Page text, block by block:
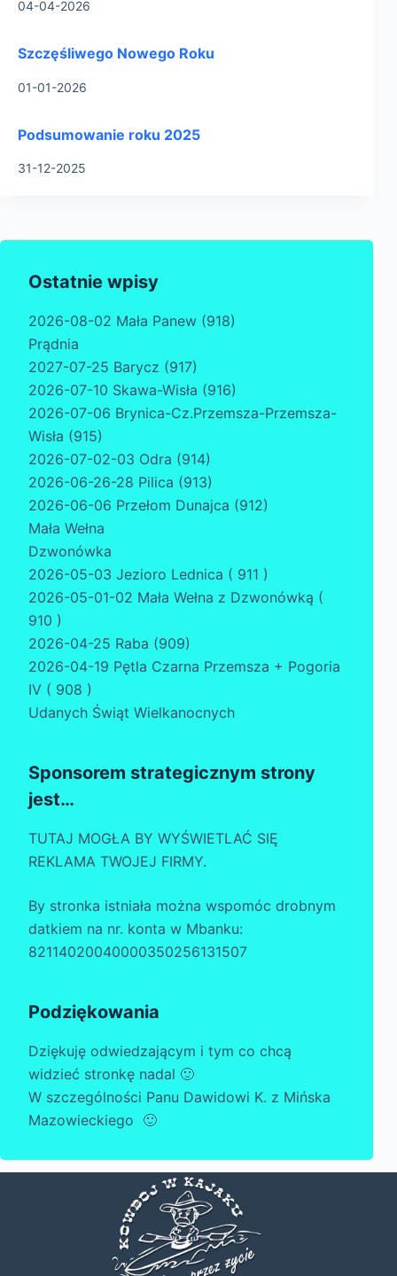
04-04-2026
Szczęśliwego Nowego Roku
01-01-2026
Podsumowanie roku 2025
31-12-2025
Ostatnie wpisy
2026-08-02 Mała Panew (918)
Prądnia
2027-07-25 Barycz (917)
2026-07-10 Skawa-Wisła (916)
2026-07-06 Brynica-Cz.Przemsza-Przemsza-
Wisła (915)
2026-07-02-03 Odra (914)
2026-06-26-28 Pilica (913)
2026-06-06 Przełom Dunajca (912)
Mała Wełna
Dzwonówka
2026-05-03 Jezioro Lednica ( 911 )
2026-05-01-02 Mała Wełna z Dzwonówką (
910 )
2026-04-25 Raba (909)
2026-04-19 Pętla Czarna Przemsza + Pogoria
IV ( 908 )
Udanych Świąt Wielkanocnych
Sponsorem strategicznym strony
jest…
TUTAJ MOGŁA BY WYŚWIETLAĆ SIĘ
REKLAMA TWOJEJ FIRMY.
By stronka istniała można wspomóc drobnym
datkiem na nr. konta w Mbanku:
82114020040000350256131507
Podziękowania
Dziękuję odwiedzającym i tym co chcą
widzieć stronkę nadal 🙂
W szczególności Panu Dawidowi K. z Mińska
Mazowieckiego 🙂